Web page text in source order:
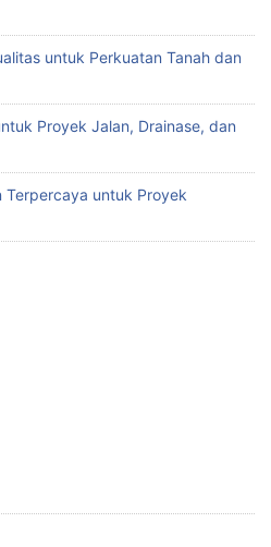
untuk Perkuatan Tanah dan
Proyek Jalan, Drainase, dan
Terpercaya untuk Proyek